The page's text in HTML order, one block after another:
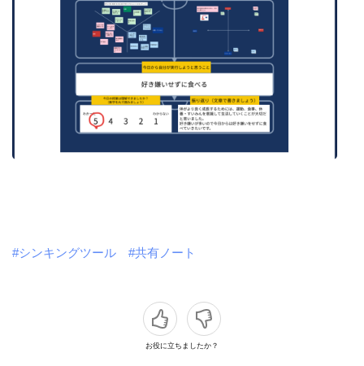
#シンキングツール #共有ノート
お役に立ちましたか？